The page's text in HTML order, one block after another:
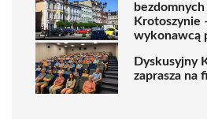
Krotoszynie
wykonawcą
Dyskusyjny
zaprasza na